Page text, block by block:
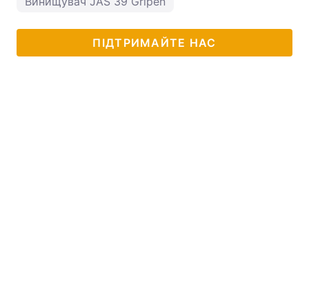
ПІДТРИМАЙТЕ НАС